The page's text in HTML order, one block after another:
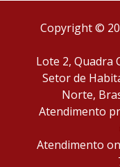
Copyright ©
Lote 2, Quadra
Setor de
Norte,
Atendimento
Atendimento